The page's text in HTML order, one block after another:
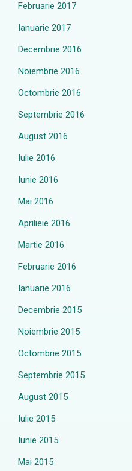
Februarie 2017
Ianuarie 2017
Decembrie 2016
Noiembrie 2016
Octombrie 2016
Septembrie 2016
August 2016
Iulie 2016
Iunie 2016
Mai 2016
Aprilieie 2016
Martie 2016
Februarie 2016
Ianuarie 2016
Decembrie 2015
Noiembrie 2015
Octombrie 2015
Septembrie 2015
August 2015
Iulie 2015
Iunie 2015
Mai 2015